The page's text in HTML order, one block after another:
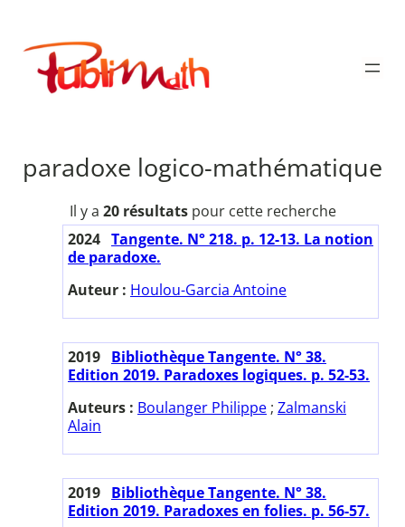
contenu
Publimath
paradoxe logico-mathématique
Il y a 20 résultatspour cette recherche
2024 Tangente. N° 218. p. 12-13. La notion
de paradoxe.
Auteur : Houlou-Garcia Antoine
2019 Bibliothèque Tangente. N° 38.
Edition 2019. Paradoxes logiques. p. 52-53.
Auteurs : Boulanger Philippe ; Zalmanski
Alain
2019 Bibliothèque Tangente. N° 38.
Edition 2019. Paradoxes en folies. p. 56-57.